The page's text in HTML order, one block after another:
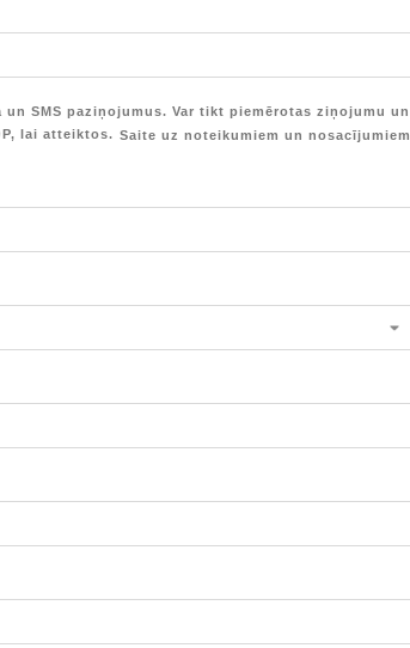
SMS paziņojumus. Var tikt piemērotas ziņojumu un
lai atteiktos. Saite uz noteikumiem un nosacījumiem